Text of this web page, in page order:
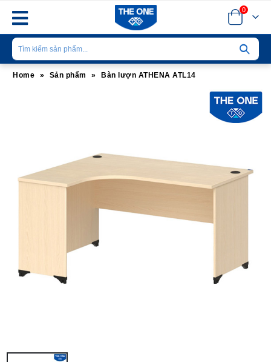
0
Home » Sản phẩm » Bàn lượn ATHENA ATL14